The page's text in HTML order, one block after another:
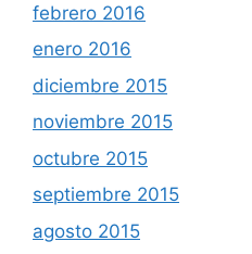
febrero 2016
enero 2016
diciembre 2015
noviembre 2015
octubre 2015
septiembre 2015
agosto 2015